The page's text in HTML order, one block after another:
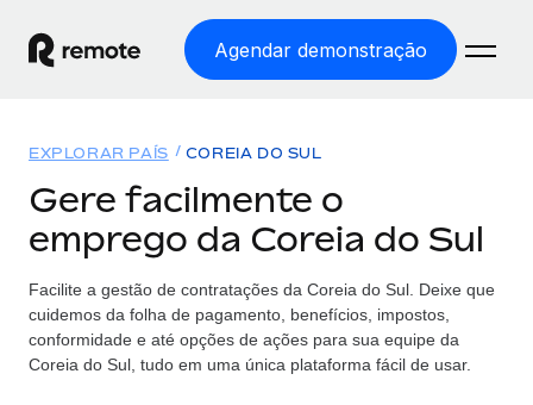
Agendar demonstração
EMPREGO GLOBAL
Processamento Salarial
Processamento salarial fácil e em conformidade
Employer of Record
Soluções
COBERTURA GLOBAL
Explorador de países
Encontra apoio para emprego global por país
Preçário
EXPLORAR PAÍS COREIA DO SUL
Gere facilmente o
emprego da Coreia do Sul
Facilite a gestão de contratações da Coreia do Sul. Deixe que
cuidemos da folha de pagamento, benefícios, impostos,
conformidade e até opções de ações para sua equipe da
Coreia do Sul, tudo em uma única plataforma fácil de usar.